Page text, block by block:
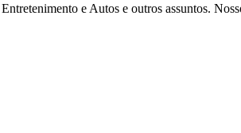
e Autos e outros assuntos.